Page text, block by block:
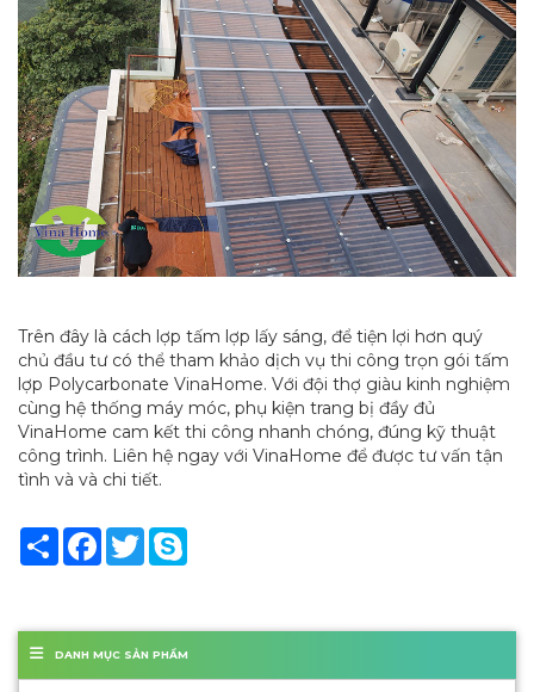
DANH MỤC SẢN PHẨM
Trên đây là cách lợp tấm lợp lấy sáng, để tiện lợi hơn quý
chủ đầu tư có thể tham khảo dịch vụ thi công trọn gói tấm
lợp Polycarbonate VinaHome. Với đội thợ giàu kinh nghiệm
cùng hệ thống máy móc, phụ kiện trang bị đầy đủ
VinaHome cam kết thi công nhanh chóng, đúng kỹ thuật
công trình. Liên hệ ngay với VinaHome để được tư vấn tận
tình và và chi tiết.
Share Facebook
Twitter